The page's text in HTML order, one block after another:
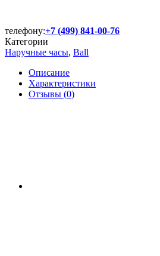
телефону:+7 (499) 841-00-76
Категории
Наручные часы, Ball
Описание
Характеристики
Отзывы (0)